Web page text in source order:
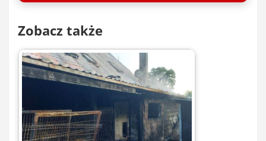
Zobacz także